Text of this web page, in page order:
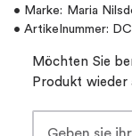
• Marke: Maria
• Artikelnummer:
Möchten Sie
Produkt wieder